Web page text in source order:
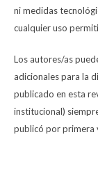
ni medidas
cualquier uso
Los autores/as
adicionales para la
publicado en esta
institucional)
publicó por primera